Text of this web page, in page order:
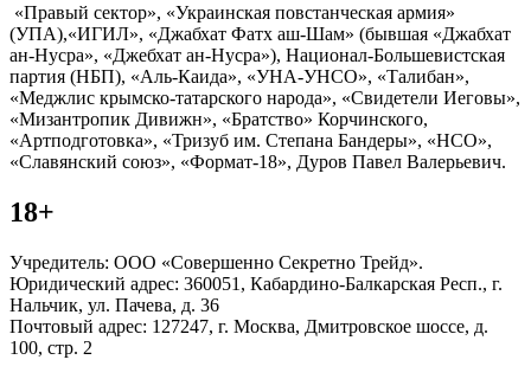
«Правый сектор», «Украинская повстанческая армия»
(УПА),«ИГИЛ», «Джабхат Фатх аш-Шам» (бывшая «Джабхат
ан-Нусра», «Джебхат ан-Нусра»), Национал-Большевистская
партия (НБП), «Аль-Каида», «УНА-УНСО», «Талибан»,
«Меджлис крымско-татарского народа», «Свидетели Иеговы»,
«Мизантропик Дивижн», «Братство» Корчинского,
«Артподготовка», «Тризуб им. Степана Бандеры», «НСО»,
«Славянский союз», «Формат-18», Дуров Павел Валерьевич.
18+
Учредитель: ООО «Совершенно Секретно Трейд».
Юридический адрес: 360051, Кабардино-Балкарская Респ., г.
Нальчик, ул. Пачева, д. 36
Почтовый адрес: 127247, г. Москва, Дмитровское шоссе, д.
100, стр. 2